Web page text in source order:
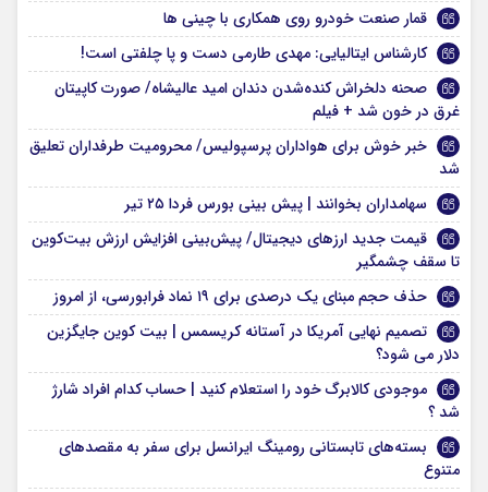
قمار صنعت خودرو روی همکاری با چینی ها
کارشناس ایتالیایی: مهدی طارمی دست و پا چلفتی است!
صحنه دلخراش کنده‌شدن دندان امید عالیشاه/ صورت کاپیتان
غرق در خون شد + فیلم
خبر خوش برای هواداران پرسپولیس/ محرومیت طرفداران تعلیق
شد
سهامداران بخوانند | پیش بینی بورس فردا ۲۵ تیر
قیمت جدید ارزهای دیجیتال/ پیش‌بینی افزایش ارزش بیت‌کوین
تا سقف چشمگیر
حذف حجم مبنای یک درصدی برای ۱۹ نماد فرابورسی، از امروز
تصمیم نهایی آمریکا در آستانه کریسمس | بیت کوین جایگزین
دلار می شود؟
موجودی کالابرگ خود را استعلام کنید | حساب کدام افراد شارژ
شد ؟
بسته‌های تابستانی رومینگ ایرانسل برای سفر به مقصدهای
متنوع